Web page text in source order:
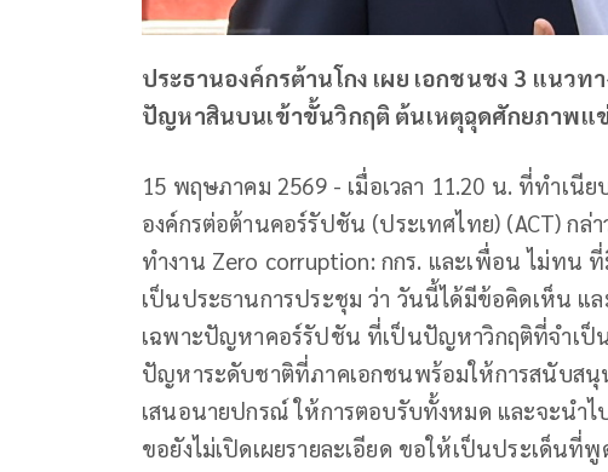
ประธานองค์กรต้านโกง เผย เอกชนชง 3 แนว
ปัญหาสินบนเข้าขั้นวิกฤติ ต้นเหตุฉุดศักยภาพ
15 พฤษภาคม 2569 - เมื่อเวลา 11.20 น. ที่ทำเนี
องค์กรต่อต้านคอร์รัปชัน (ประเทศไทย) (ACT) ก
ทำงาน Zero corruption: กกร. และเพื่อน ไม่ทน
เป็นประธานการประชุม ว่า วันนี้ได้มีข้อคิดเห็น แ
เฉพาะปัญหาคอร์รัปชัน ที่เป็นปัญหาวิกฤติที่จำเป็
ปัญหาระดับชาติที่ภาคเอกชนพร้อมให้การสนับสนุ
เสนอนายปกรณ์ ให้การตอบรับทั้งหมด และจะนำ
ขอยังไม่เปิดเผยรายละเอียด ขอให้เป็นประเด็นที่